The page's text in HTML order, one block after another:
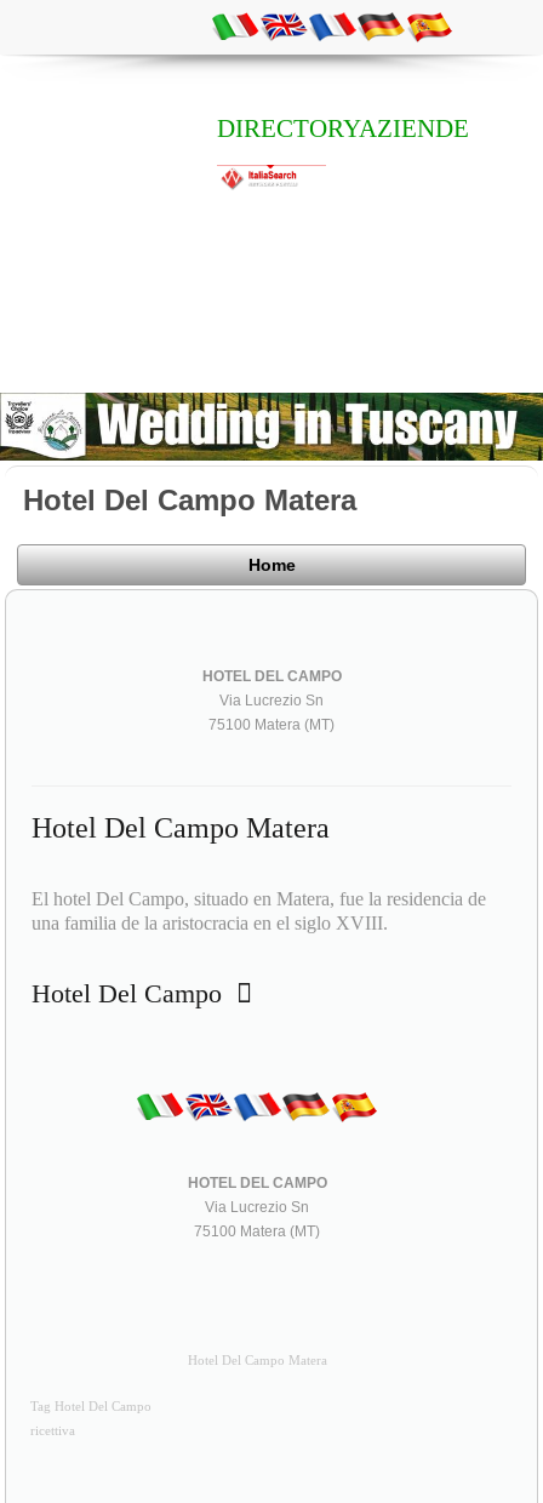
DIRECTORYAZIENDE
Hotel Del Campo Matera
Home
HOTEL DEL CAMPO
Via Lucrezio Sn
75100 Matera (MT)
Hotel Del Campo Matera
El hotel Del Campo, situado en Matera, fue la residencia de
una familia de la aristocracia en el siglo XVIII.
Hotel Del Campo
HOTEL DEL CAMPO
Via Lucrezio Sn
75100 Matera (MT)
Hotel Del Campo Matera
Tag Hotel Del Campo
ricettiva